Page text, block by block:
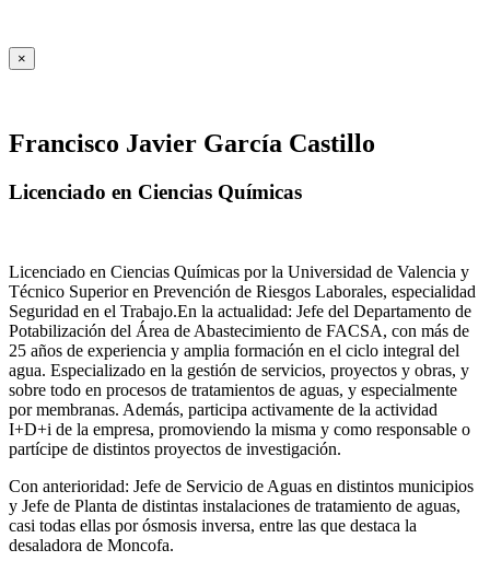
×
Francisco Javier García Castillo
Licenciado en Ciencias Químicas
Licenciado en Ciencias Químicas por la Universidad de Valencia y
Técnico Superior en Prevención de Riesgos Laborales, especialidad
Seguridad en el Trabajo.En la actualidad: Jefe del Departamento de
Potabilización del Área de Abastecimiento de FACSA, con más de
25 años de experiencia y amplia formación en el ciclo integral del
agua. Especializado en la gestión de servicios, proyectos y obras, y
sobre todo en procesos de tratamientos de aguas, y especialmente
por membranas. Además, participa activamente de la actividad
I+D+i de la empresa, promoviendo la misma y como responsable o
partícipe de distintos proyectos de investigación.
Con anterioridad: Jefe de Servicio de Aguas en distintos municipios
y Jefe de Planta de distintas instalaciones de tratamiento de aguas,
casi todas ellas por ósmosis inversa, entre las que destaca la
desaladora de Moncofa.